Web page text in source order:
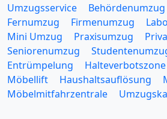
Umzugsservice Behördenumzug
Fernumzug
Firmenumzug
Mini Umzug
Praxisumzug
Seniorenumzug
Entrümpelung
Halteverbotszone
Möbellift
Haushaltsauflösung
Möbelmitfahrzentrale